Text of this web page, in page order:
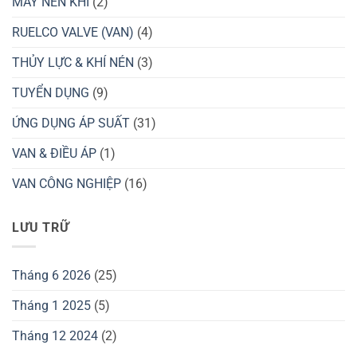
RUELCO VALVE (VAN) (4)
THỦY LỰC & KHÍ NÉN (3)
TUYỂN DỤNG (9)
ỨNG DỤNG ÁP SUẤT (31)
VAN & ĐIỀU ÁP (1)
VAN CÔNG NGHIỆP (16)
LƯU TRỮ
Tháng 6 2026 (25)
Tháng 1 2025 (5)
Tháng 12 2024 (2)